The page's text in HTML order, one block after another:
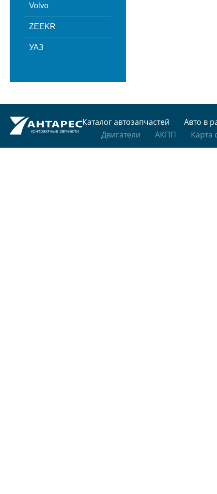
Volvo
ZEEKR
УАЗ
Каталог автозапчастей
Авто в
Двигатели
АКПП Карта